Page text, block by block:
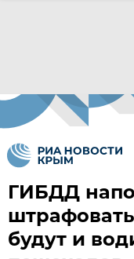
ГИБДД
будут и